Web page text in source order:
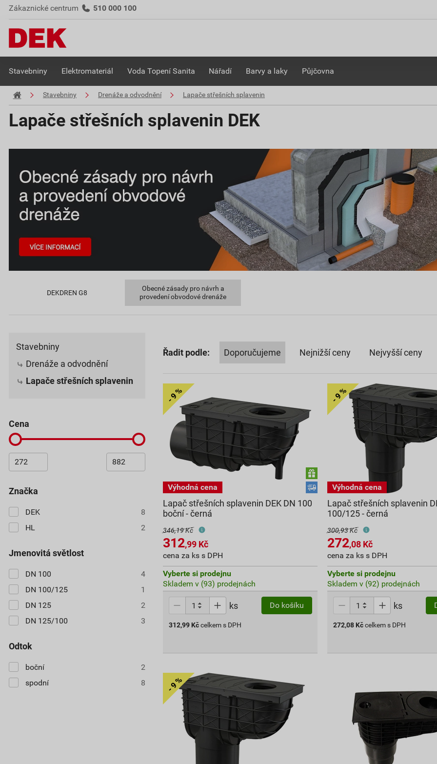
Zákaznické centrum 510 000 100
Stavebniny Elektromateriál Voda Topení Sanita Nářadí Barvy a laky Půjčovna
Stavebniny Drenáže a odvodnění Lapače střešních splavenin
Lapače střešních splavenin DEK
DEKDREN G8
Obecné zásady pro návrh a
provedení obvodové drenáže
Stavebniny
Drenáže a odvodnění
Lapače střešních splavenin
značka
DEK
8
HL
2
jmenovitá světlost
DN 100
4
DN 100/125
1
DN 125
2
DN 125/100
3
odtok
boční
2
spodní
8
cena
Řadit podle: Doporučujeme Nejnižší ceny Nejvyšší ceny
Lapač střešních splavenin DEK DN 100
boční - černá
346,19 Kč
312,99 Kč
cena za ks s DPH
Vyberte si prodejnu
Skladem v (93) prodejnách
ks Do košíku
312,99 Kč celkem s DPH
Lapač střešních splavenin
100/125 - černá
300,93 Kč
272,08 Kč
cena za ks s DPH
Vyberte si prodejnu
Skladem v (92) prodejnách
ks
272,08 Kčcelkem s DPH